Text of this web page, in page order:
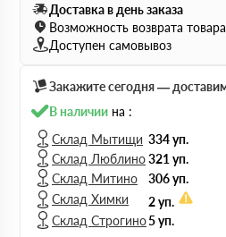
Доставка в день заказа
Возможность возврата товара
Доступен самовывоз
Закажите сегодня —
В наличии на :
Склад Мытищи 334 уп.
Склад Люблино321 уп.
Склад Митино
306 уп.
Склад Химки
2 уп.
Склад Строгино5 уп.